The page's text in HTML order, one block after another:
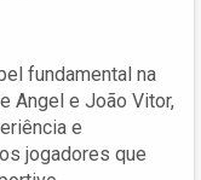
fundamental na
Angel e João Vitor,
e
jogadores que